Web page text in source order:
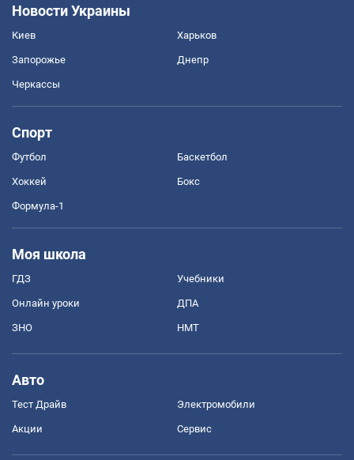
Новости Украины
Киев Харьков
Запорожье Днепр
Черкассы
Спорт
Футбол Баскетбол
Хоккей Бокс
Формула-1
Моя школа
ГДЗ Учебники
Онлайн уроки ДПА
ЗНО НМТ
Авто
Тест Драйв Электромобили
Акции Сервис